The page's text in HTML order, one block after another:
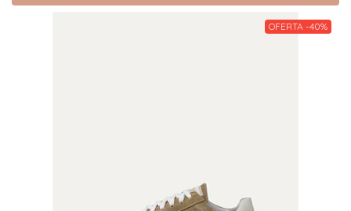
OFERTA -40%